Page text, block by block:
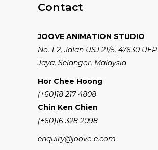
Contact
JOOVE ANIMATION STUDIO
No. 1-2, Jalan USJ 21/5, 47630
Jaya, Selangor, Malaysia
Hor Chee Hoong
(+60)18 217 4808
Chin Ken Chien
(+60)16 328 2098
enquiry@joove-e.com